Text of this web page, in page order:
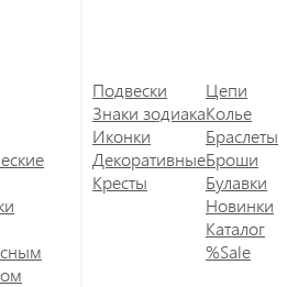
Подвески
Знаки зодиака
Иконки
Декоративные
Кресты
Цепи
Колье
Браслеты
Броши
Булавки
Новинки
Каталог
%Sale